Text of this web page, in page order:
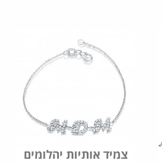
צמיד אותיות יהלומים